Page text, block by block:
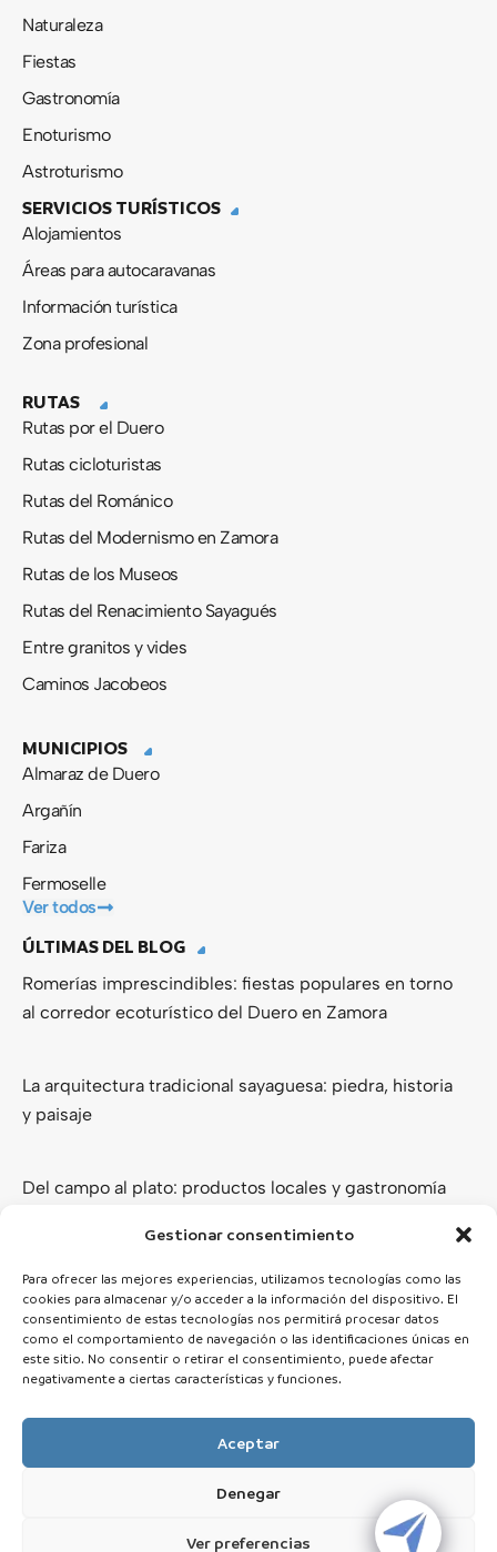
Gestionar consentimiento
Para ofrecer las mejores experiencias, utilizamos tecnologías como las
cookies para almacenar y/o acceder a la información del dispositivo. El
consentimiento de estas tecnologías nos permitirá procesar datos
como el comportamiento de navegación o las identificaciones únicas en
este sitio. No consentir o retirar el consentimiento, puede afectar
negativamente a ciertas características y funciones.
Aceptar
Denegar
Ver preferencias
Naturaleza
Fiestas
Gastronomía
Enoturismo
Astroturismo
SERVICIOS TURÍSTICOS
Alojamientos
Áreas para autocaravanas
Información turística
Zona profesional
RUTAS
Rutas por el Duero
Rutas cicloturistas
Rutas del Románico
Rutas del Modernismo en Zamora
Rutas de los Museos
Rutas del Renacimiento Sayagués
Entre granitos y vides
Caminos Jacobeos
MUNICIPIOS
Almaraz de Duero
Argañín
Fariza
Fermoselle
Ver todos
ÚLTIMAS DEL BLOG
Romerías imprescindibles: fiestas populares en torno
al corredor ecoturístico del Duero en Zamora
La arquitectura tradicional sayaguesa: piedra, historia
y paisaje
Del campo al plato: productos locales y gastronomía
© 2025 Zamora Esencial · Todos los derechos reservados